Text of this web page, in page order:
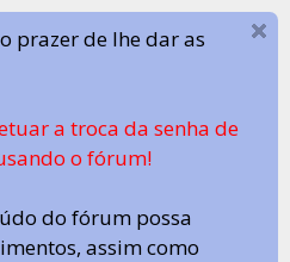
prazer de lhe dar as
a troca da senha de
o fórum!
do fórum possa
assim como